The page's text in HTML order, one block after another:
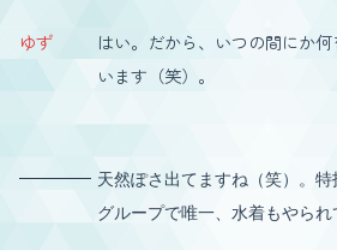
ゆず
はい。だから、いつの間にか
います（笑）。
天然ぽさ出てますね（笑）。特
グループで唯一、水着もやられ